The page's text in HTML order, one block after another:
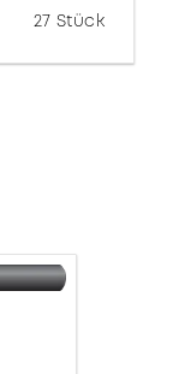
27 Stück